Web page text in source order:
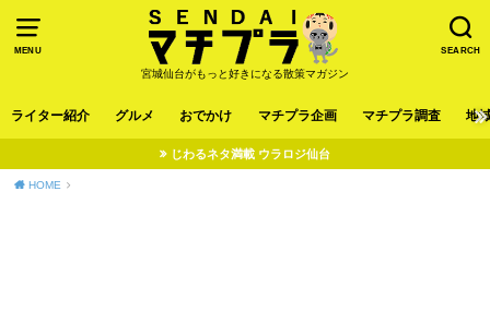
MENU SEARCH
宮城仙台がもっと好きになる散策マガジン
ライター紹介 グルメ おでかけ マチプラ企画 マチプラ調査 地
じわるネタ満載 ウラロジ仙台
HOME